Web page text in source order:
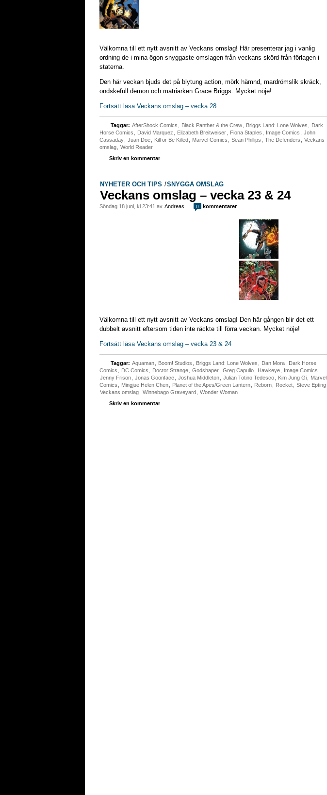
Välkomna till ett nytt avsnitt av Veckans omslag! Här presenterar jag i vanlig
ordning de i mina ögon snyggaste omslagen från veckans skörd från förlagen i
staterna.
Den här veckan bjuds det på blytung action, mörk hämnd, mardrömslik skräck,
ondskefull demon och matriarken Grace Briggs. Mycket nöje!
Fortsätt läsa Veckans omslag – vecka 28
Taggar: AfterShock Comics Black Panther & the Crew Briggs Land: Lone Wolves
Dark
Horse Comics
David Marquez Elizabeth Breitweiser Fiona Staples Image Comics
John
Cassaday
Juan Doe Kill or Be Killed Marvel Comics Sean Phillips The Defenders
Veckans
omslag
World Reader
Skriv en kommentar
NYHETER OCH TIPS /SNYGGA OMSLAG
Veckans omslag – vecka 23 & 24
söndag 18 juni, kl 23:41 av Andreas 0 kommentarer
Välkomna till ett nytt avsnitt av Veckans omslag! Den här gången blir det ett
dubbelt avsnitt eftersom tiden inte räckte till förra veckan. Mycket nöje!
Fortsätt läsa Veckans omslag – vecka 23 & 24
Taggar: Aquaman Boom! Studios Briggs Land: Lone Wolves Dan Mora
Dark Horse
Comics
DC Comics Doctor Strange Godshaper Greg Capullo Hawkeye Image Comics
Jenny Frison
Jonas Goonface Joshua Middleton Julian Totino Tedesco Kim Jung Gi
Marvel
Comics
Mingjue Helen Chen Planet of the Apes/Green Lantern Reborn Rocket Steve Epting
Veckans omslag
Winnebago Graveyard
Wonder Woman
Skriv en kommentar